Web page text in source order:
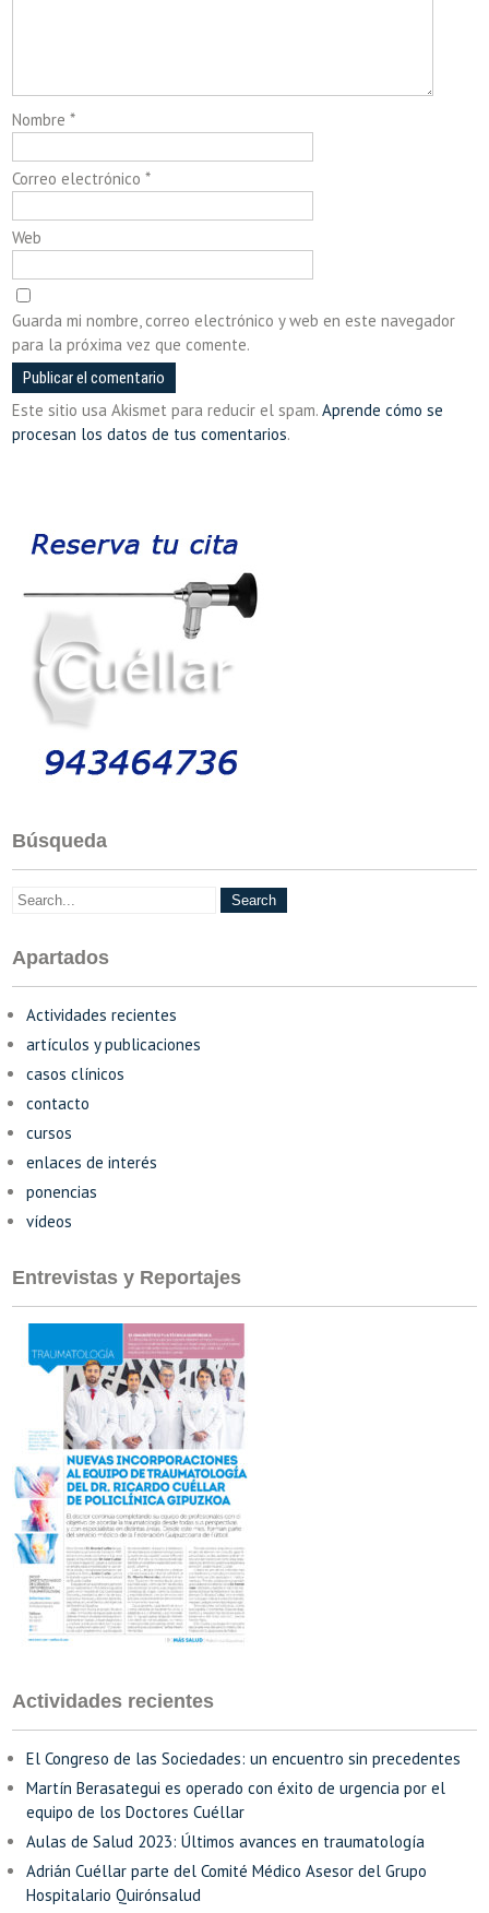
Nombre*
Correo electrónico*
Web
Guarda mi nombre, correo electrónico y web en este navegador
para la próxima vez que comente.
Este sitio usa Akismet para reducir el spam.Aprende cómo se
procesan los datos de tus comentarios.
Búsqueda
Apartados
Actividades recientes
artículos y publicaciones
casos clínicos
contacto
cursos
enlaces de interés
ponencias
vídeos
Entrevistas y Reportajes
Actividades recientes
El Congreso de las Sociedades: un encuentro sin precedentes
Martín Berasategui es operado con éxito de urgencia por el
equipo de los Doctores Cuéllar
Aulas de Salud 2023: Últimos avances en traumatología
Adrián Cuéllar parte del Comité Médico Asesor del Grupo
Hospitalario Quirónsalud